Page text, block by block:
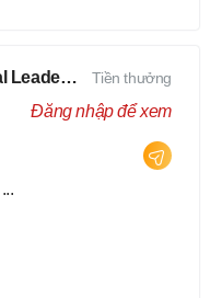
Senior Engineer / Technical Leader - N2 Tiếng Nhật - Lương upto $3000
...
Tiền thưởng
Đăng nhập để xem